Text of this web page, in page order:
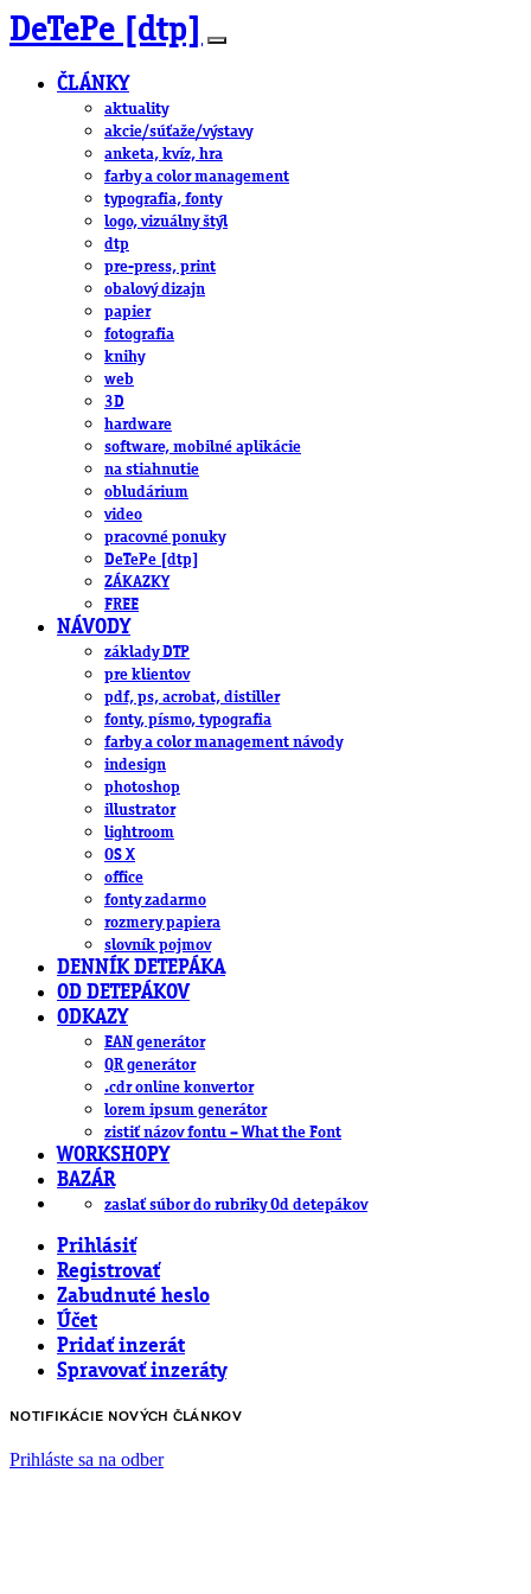
DeTePe [dtp]
ČLÁNKY
aktuality
akcie/súťaže/výstavy
anketa, kvíz, hra
farby a color management
typografia, fonty
logo, vizuálny štýl
dtp
pre-press, print
obalový dizajn
papier
fotografia
knihy
web
3D
hardware
software, mobilné aplikácie
na stiahnutie
obludárium
video
pracovné ponuky
DeTePe [dtp]
ZÁKAZKY
FREE
NÁVODY
základy DTP
pre klientov
pdf, ps, acrobat, distiller
fonty, písmo, typografia
farby a color management návody
indesign
photoshop
illustrator
lightroom
OS X
office
fonty zadarmo
rozmery papiera
slovník pojmov
DENNÍK DETEPÁKA
OD DETEPÁKOV
ODKAZY
EAN generátor
QR generátor
.cdr online konvertor
lorem ipsum generátor
zistiť názov fontu – What the Font
WORKSHOPY
BAZÁR
zaslať súbor do rubriky Od detepákov
Prihlásiť
Registrovať
Zabudnuté heslo
Účet
Pridať inzerát
Spravovať inzeráty
NOTIFIKÁCIE NOVÝCH ČLÁNKOV
Prihláste sa na odber